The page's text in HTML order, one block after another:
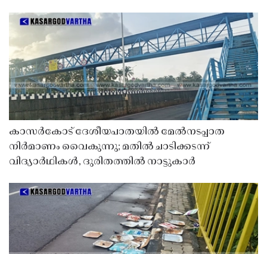
കാസർകോട് ദേശീയപാതയിൽ മേൽനടപ്പാത
നിർമാണം വൈകുന്നു; മതിൽ ചാടിക്കടന്ന്
വിദ്യാർഥികൾ, ദുരിതത്തിൽ നാട്ടുകാർ